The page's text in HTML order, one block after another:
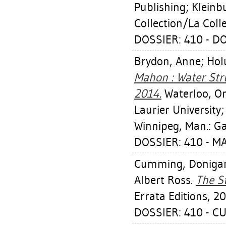
Publishing;
Collection/La
DOSSIER: 410 -
Brydon, Anne;
Mahon : Water
2014. Waterloo,
Laurier
Winnipeg, Man.:
DOSSIER: 410 -
Cumming,
Albert Ross. The
Errata Editions,
DOSSIER: 410 -